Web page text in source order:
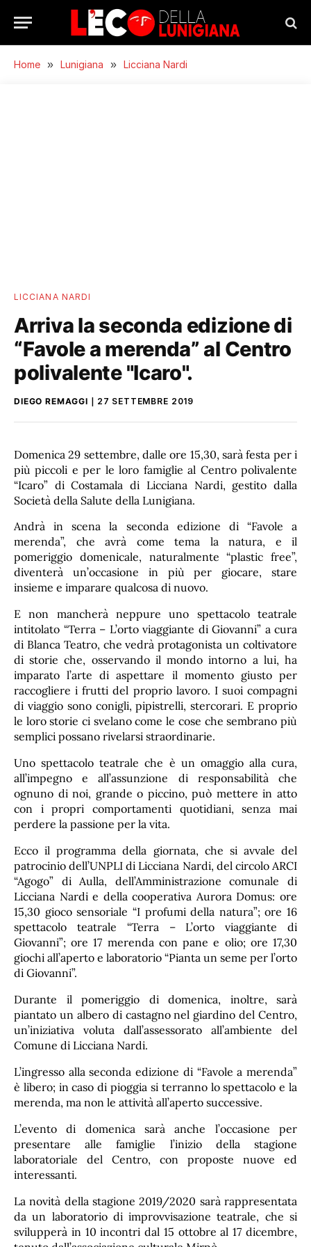
Home » Lunigiana » Licciana Nardi
LICCIANA NARDI
Arriva la seconda edizione di
“Favole a merenda” al Centro
polivalente "Icaro".
DIEGO REMAGGI 27 SETTEMBRE 2019
Domenica 29 settembre, dalle ore 15,30, sarà festa per i
più piccoli e per le loro famiglie al Centro polivalente
“Icaro” di Costamala di Licciana Nardi, gestito dalla
Società della Salute della Lunigiana.
Andrà in scena la seconda edizione di “Favole a
merenda”, che avrà come tema la natura, e il
pomeriggio domenicale, naturalmente “plastic free”,
diventerà un’occasione in più per giocare, stare
insieme e imparare qualcosa di nuovo.
E non mancherà neppure uno spettacolo teatrale
intitolato “Terra – L’orto viaggiante di Giovanni” a cura
di Blanca Teatro, che vedrà protagonista un coltivatore
di storie che, osservando il mondo intorno a lui, ha
imparato l’arte di aspettare il momento giusto per
raccogliere i frutti del proprio lavoro. I suoi compagni
di viaggio sono conigli, pipistrelli, stercorari. E proprio
le loro storie ci svelano come le cose che sembrano più
semplici possano rivelarsi straordinarie.
Uno spettacolo teatrale che è un omaggio alla cura,
all’impegno e all’assunzione di responsabilità che
ognuno di noi, grande o piccino, può mettere in atto
con i propri comportamenti quotidiani, senza mai
perdere la passione per la vita.
Ecco il programma della giornata, che si avvale del
patrocinio dell’UNPLI di Licciana Nardi, del circolo ARCI
“Agogo” di Aulla, dell’Amministrazione comunale di
Licciana Nardi e della cooperativa Aurora Domus: ore
15,30 gioco sensoriale “I profumi della natura”; ore 16
spettacolo teatrale “Terra – L’orto viaggiante di
Giovanni”; ore 17 merenda con pane e olio; ore 17,30
giochi all’aperto e laboratorio “Pianta un seme per l’orto
di Giovanni”.
Durante il pomeriggio di domenica, inoltre, sarà
piantato un albero di castagno nel giardino del Centro,
un’iniziativa voluta dall’assessorato all’ambiente del
Comune di Licciana Nardi.
L’ingresso alla seconda edizione di “Favole a merenda”
è libero; in caso di pioggia si terranno lo spettacolo e la
merenda, ma non le attività all’aperto successive.
L’evento di domenica sarà anche l’occasione per
presentare alle famiglie l’inizio della stagione
laboratoriale del Centro, con proposte nuove ed
interessanti.
La novità della stagione 2019/2020 sarà rappresentata
da un laboratorio di improvvisazione teatrale, che si
svilupperà in 10 incontri dal 15 ottobre al 17 dicembre,